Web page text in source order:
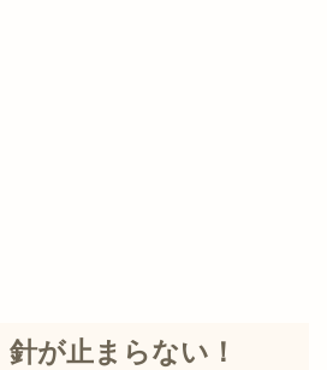
が止まらない！